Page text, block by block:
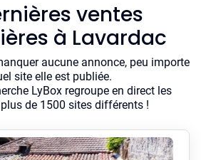
ventes
à Lavardac
aucune annonce, peu importe
site elle est publiée.
LyBox regroupe en direct les
de 1500 sites différents !